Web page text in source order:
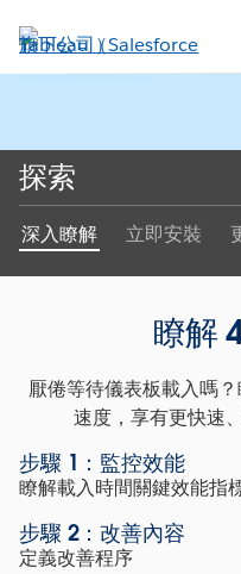
至
主
Tableau Blueprint
探索
深入瞭解 立即安裝
瞭解
厭倦等待儀表板載入嗎
速度，享有更快速
步驟 1：監控效能
瞭解載入時間關鍵效能指
步驟 2：改善內容
定義改善程序